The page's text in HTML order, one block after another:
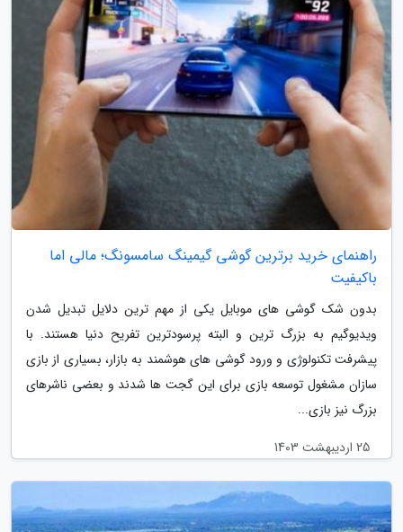
راهنمای خرید برترین گوشی گیمینگ سامسونگ؛ مالی اما
باکیفیت
بدون شک گوشی های موبایل یکی از مهم ترین دلایل تبدیل شدن
ویدیوگیم به بزرگ ترین و البته پرسودترین تفریح دنیا هستند. با
پیشرفت تکنولوژی و ورود گوشی های هوشمند به بازار، بسیاری از بازی
سازان مشغول توسعه بازی برای این گجت ها شدند و بعضی ناشرهای
بزرگ نیز بازی...
25 اردیبهشت 1403